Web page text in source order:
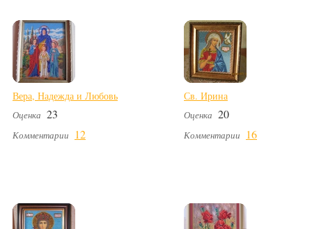
Вера, Надежда и Любовь
Оценка 23
Комментарии 12
Св. Ирина
Оценка 20
Комментарии 16